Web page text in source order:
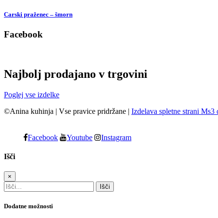
Carski praženec – šmorn
Facebook
Najbolj prodajano v trgovini
Poglej vse izdelke
©Anina kuhinja | Vse pravice pridržane | Izdelava spletne strani Ms3
Facebook Youtube Instagram
Išči
×
Dodatne možnosti